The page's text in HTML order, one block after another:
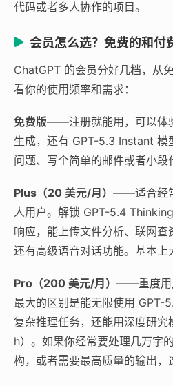
代码或者多人协作的项目。
会员怎么选？免费的和付
ChatGPT 的会员分好几档，从
看你的使用频率和需求：
免费版——注册就能用，可以体
生成，还有 GPT-5.3 Instant 模
问题、写个简单的邮件或者小段
Plus（20 美元/月） ——适合经
人用户。解锁 GPT-5.4
响应，能上传文件分析、联网查
还有高级语音对话功能。基本上
Pro（200 美元/月） ——重度用
最大的区别是能无限使用 GPT-
复杂推理任务，还能用深度研
h）。如果你经常要处理几万字
构，或者需要最高质量的输出，